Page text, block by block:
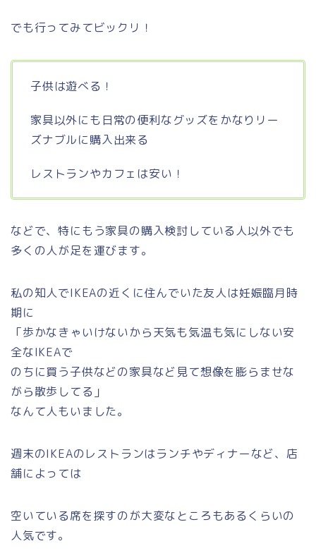
でも行ってみてビックリ！
子供は遊べる！
家具以外にも日常の便利なグッズをかなりリー
ズナブルに購入出来る
レストランやカフェは安い！
などで、特にもう家具の購入検討している人以外でも
多くの人が足を運びます。
私の知人でIKEAの近くに住んでいた友人は妊娠臨月時
期に
「歩かなきゃいけないから天気も気温も気にしない安
全なIKEAで
のちに買う子供などの家具など見て想像を膨らませな
がら散歩してる」
なんて人もいました。
週末のIKEAのレストランはランチやディナーなど、店
舗によっては
空いている席を探すのが大変なところもあるくらいの
人気です。